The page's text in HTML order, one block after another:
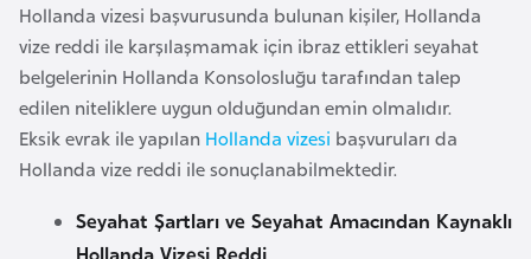
Hollanda vizesi başvurusunda bulunan kişiler, Hollanda
vize reddi ile karşılaşmamak için ibraz ettikleri seyahat
belgelerinin Hollanda Konsolosluğu tarafından talep
edilen niteliklere uygun olduğundan emin olmalıdır.
Eksik evrak ile yapılan Hollanda vizesi başvuruları da
Hollanda vize reddi ile sonuçlanabilmektedir.
Seyahat Şartları ve Seyahat Amacından Kaynaklı
B
a
h
r
e
y